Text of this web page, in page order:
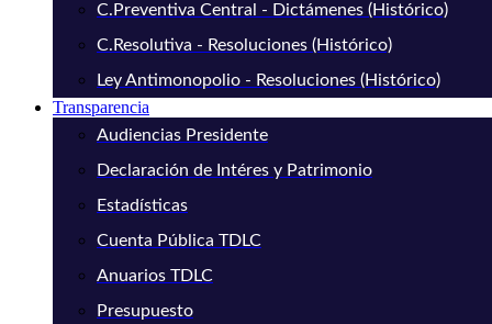
C.Preventiva Central - Dictámenes (Histórico)
C.Resolutiva - Resoluciones (Histórico)
Ley Antimonopolio - Resoluciones (Histórico)
Transparencia
Audiencias Presidente
Declaración de Intéres y Patrimonio
Estadísticas
Cuenta Pública TDLC
Anuarios TDLC
Presupuesto